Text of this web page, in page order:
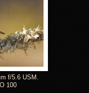
f/5.6 USM.
100